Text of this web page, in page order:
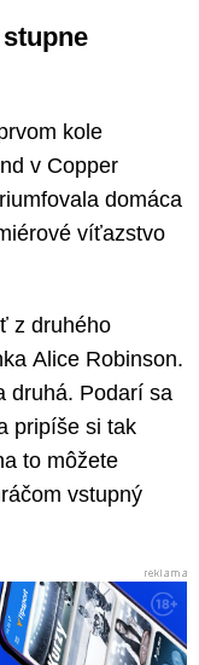
kole
v Copper
domáca
víťazstvo
z druhého
Alice Robinson.
druhá. Podarí sa
pripíše si tak
to môžete
vstupný